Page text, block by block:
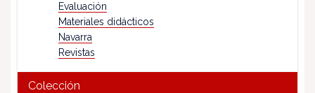
Evaluación
Materiales didácticos
Navarra
Revistas
Colección